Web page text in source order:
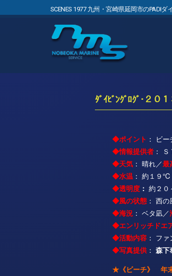
SCENES 1977 九州・宮崎県延岡市のPADIダ
ﾀﾞｲﾋﾞﾝｸﾞﾛｸﾞ･２０
◆ポイント ： ビ
◆情報提供者 ：
◆天気 ： 晴れ／最
◆水温 ： 約１９℃
◆透明度 ： 約２０
◆風の状態 ： 西の
◆海況 ： ベタ凪／
◆エンリッチドエ
◆活動内容 ： フ
◆写真提供 ： 森下
★《ビーチ》 年